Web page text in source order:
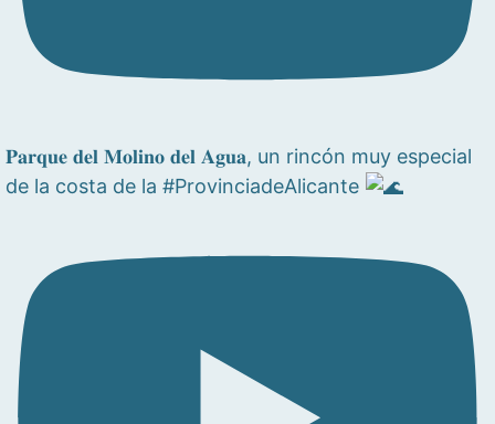
𝐏𝐚𝐫𝐪𝐮𝐞 𝐝𝐞𝐥 𝐌𝐨𝐥𝐢𝐧𝐨 𝐝𝐞𝐥 𝐀𝐠𝐮𝐚, un rincón muy especial
de la costa de la #ProvinciadeAlicante